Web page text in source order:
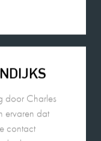
Charles
contact
slag gaat met
en is